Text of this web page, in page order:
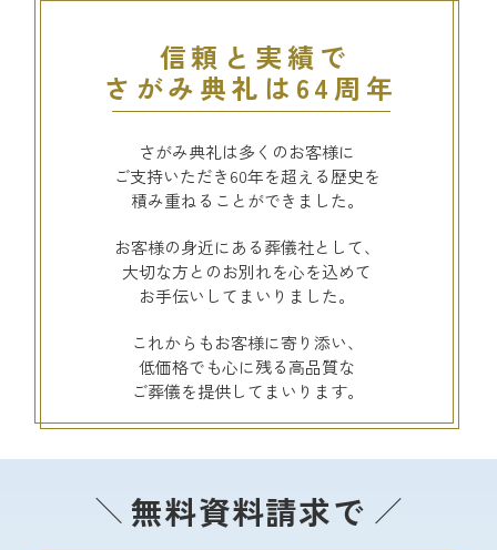
信頼と実績で
さがみ典礼は64周年
さがみ典礼は多くのお客様に
ご支持いただき60年を超える歴史を
積み重ねることができました。
お客様の身近にある葬儀社として、
大切な方とのお別れを心を込めて
お手伝いしてまいりました。
これからもお客様に寄り添い、
低価格でも心に残る高品質な
ご葬儀を提供してまいります。
無料資料請求で